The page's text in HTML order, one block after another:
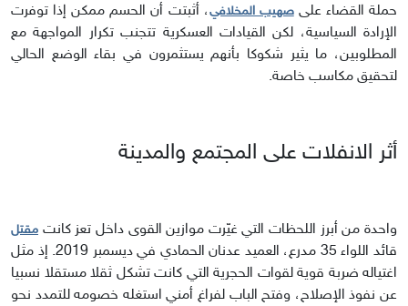
حملة القضاء علىصهيب المخلافي، أثبتت أن الحسم ممكن إذا توفرت
الإرادة السياسية، لكن القيادات العسكرية تتجنب تكرار المواجهة مع
المطلوبين، ما يثير شكوكا بأنهم يستثمرون في بقاء الوضع الحالي
لتحقيق مكاسب خاصة.
أثر الانفلات على المجتمع والمدينة
واحدة من أبرز اللحظات التي غيّرت موازين القوى داخل تعز كانت مقتل
قائد اللواء 35 مدرع، العميد عدنان الحمادي في ديسمبر 2019. إذ مثل
اغتياله ضربة قوية لقوات الحجرية التي كانت تشكل ثقلا مستقلا نسبيا
عن نفوذ الإصلاح، وفتح الباب لفراغ أمني استغله خصومه للتمدد نحو